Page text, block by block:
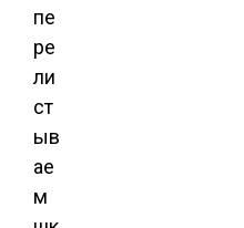
пе
ре
ли
ст
ыв
ае
м